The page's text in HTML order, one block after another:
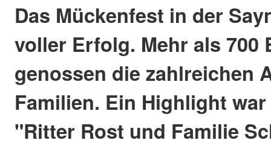
Das Mückenfest in der
voller Erfolg. Mehr als 700
genossen die zahlreichen
Familien. Ein Highlight
"Ritter Rost und Familie